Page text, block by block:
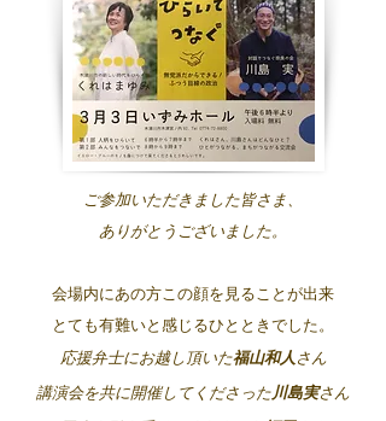
ご参加いただきました皆さま、
ありがとうございました。
会場内にあの方この顔を見ることが出来
とても有難いと感じるひとときでした。
応援弁士にお越し頂いた福山和人 さん
講演会を共に開催してくださった川島実さん